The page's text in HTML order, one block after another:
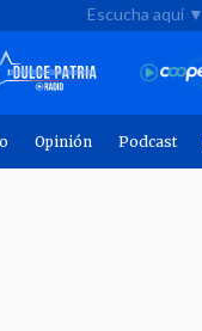
Escucha aquí ▼
Opinión Podcast